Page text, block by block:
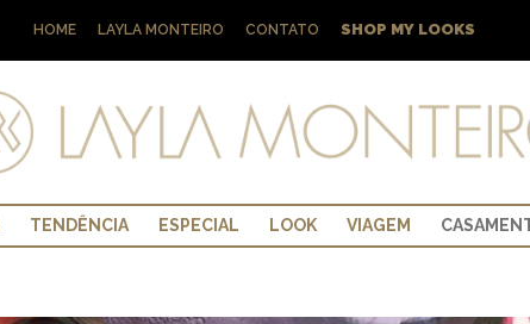
HOME LAYLA MONTEIRO CONTATO SHOP MY LOOKS
TENDÊNCIA ESPECIAL LOOK VIAGEM